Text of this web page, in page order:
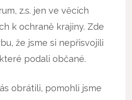
z.s. jen ve věcích
k ochraně krajiny. Zde
že jsme si nepřisvojili
podali občané.
obrátili, pomohli jsme